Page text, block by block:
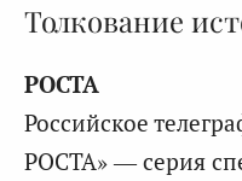
Толкование
РОСТА
Российское
РОСТА» — серия